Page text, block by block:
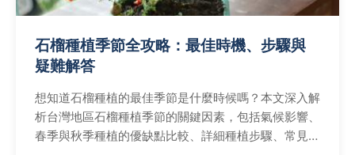
石榴種植季節全攻略：最佳時機、步驟與
疑難解答
想知道石榴種植的最佳季節是什麼時候嗎？本文深入解
析台灣地區石榴種植季節的關鍵因素，包括氣候影響、
春季與秋季種植的優缺點比較、詳細種植步驟、常見病